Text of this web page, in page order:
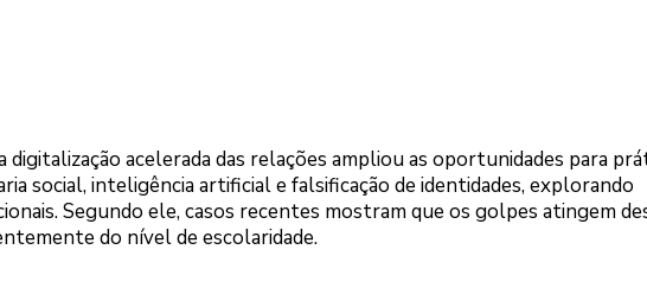
digitalização acelerada das relações ampliou as oportunidades para
social, inteligência artificial e falsificação de identidades, explorando
Segundo ele, casos recentes mostram que os golpes atingem
do nível de escolaridade.